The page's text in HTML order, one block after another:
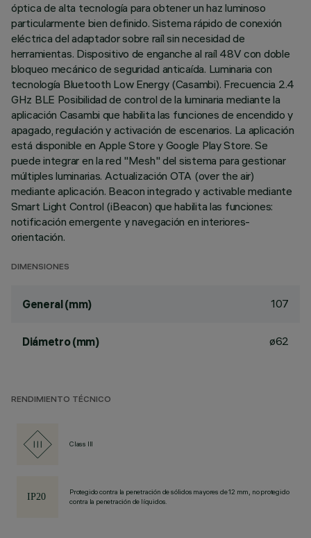
óptica de alta tecnología para obtener un haz luminoso
particularmente bien definido. Sistema rápido de conexión
eléctrica del adaptador sobre raíl sin necesidad de
herramientas. Dispositivo de enganche al raíl 48V con doble
bloqueo mecánico de seguridad anticaída. Luminaria con
tecnología Bluetooth Low Energy (Casambi). Frecuencia 2.4
GHz BLE Posibilidad de control de la luminaria mediante la
aplicación Casambi que habilita las funciones de encendido y
apagado, regulación y activación de escenarios. La aplicación
está disponible en Apple Store y Google Play Store. Se
puede integrar en la red "Mesh" del sistema para gestionar
múltiples luminarias. Actualización OTA (over the air)
mediante aplicación. Beacon integrado y activable mediante
Smart Light Control (iBeacon) que habilita las funciones:
notificación emergente y navegación en interiores-
orientación.
DIMENSIONES
General (mm) 107
Diámetro (mm) ø62
RENDIMIENTO TÉCNICO
Class III
Protegido contra la penetración de sólidos mayores de 12 mm, no protegido
contra la penetración de líquidos.